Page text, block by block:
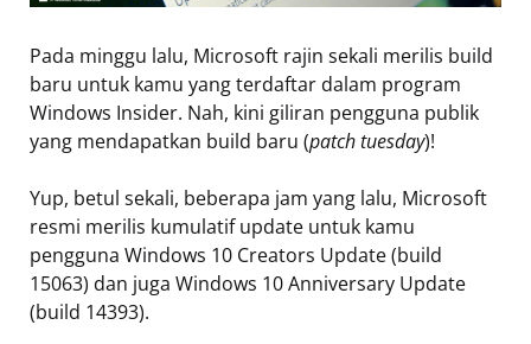
Pada minggu lalu, Microsoft rajin sekali merilis build
baru untuk kamu yang terdaftar dalam program
Windows Insider. Nah, kini giliran pengguna publik
yang mendapatkan build baru (patch tuesday)!
Yup, betul sekali, beberapa jam yang lalu, Microsoft
resmi merilis kumulatif update untuk kamu
pengguna Windows 10 Creators Update (build
15063) dan juga Windows 10 Anniversary Update
(build 14393).